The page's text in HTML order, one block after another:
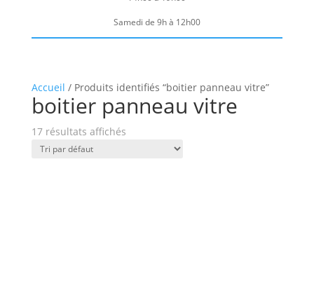
Samedi de 9h à 12h00
Accueil / Produits identifiés “boitier panneau vitre”
boitier panneau vitre
17 résultats affichés